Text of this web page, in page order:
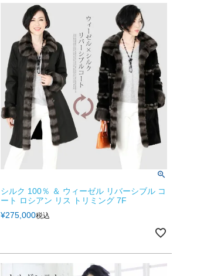
シルク 100％ ＆ ウィーゼル リバーシブル コ
ート ロシアン リス トリミング 7F
¥275,000税込